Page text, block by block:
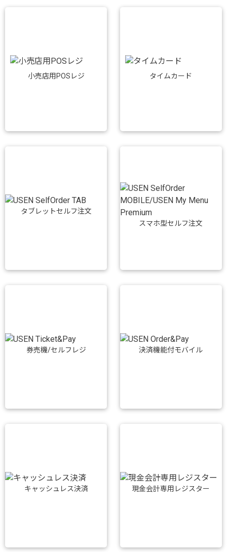
小売店用POSレジ タイムカード
タブレットセルフ注文
スマホ型セルフ注文
券売機/セルフレジ 決済機能付モバイル
キャッシュレス決済 現金会計専用レジスター